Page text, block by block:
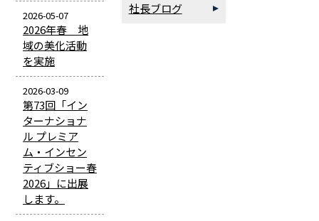
2026-05-07
2026年春 地
域の美化活動
を実施
2026-03-09
第73回「イン
ターナショナ
ル プレミア
ム・インセン
ティブショー春
2026」に出展
します。
社長ブログ